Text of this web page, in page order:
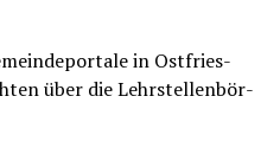
in Ost­fries­
über die Lehr­stel­len­bör­